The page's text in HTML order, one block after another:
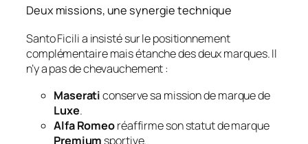
Deux missions, une synergie technique
Santo Ficili a insisté sur le positionnement
complémentaire mais étanche des deux marques. Il
n’y a pas de chevauchement :
Maseraticonserve sa mission de marque de
Luxe.
Alfa Romeoréaffirme son statut de marque
Premium sportive.